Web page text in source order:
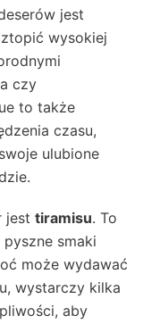
jest
wysokiej
czy
to także
czasu,
ulubione
jest tiramisu. To
smaki
może wydawać
wystarczy kilka
aby